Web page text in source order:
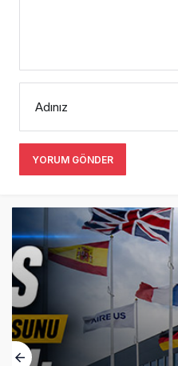
Adınız
YORUM GÖNDER